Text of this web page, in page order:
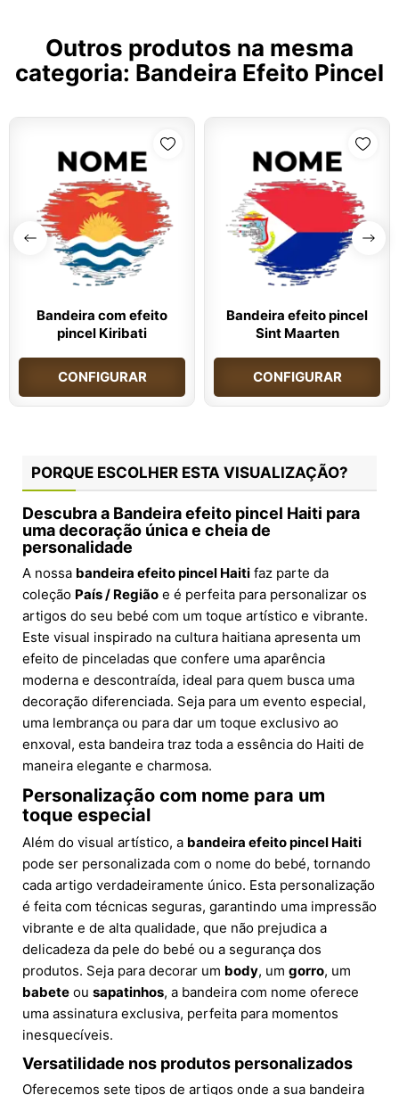
Outros produtos na mesma
categoria: Bandeira Efeito Pincel
Bandeira com efeito
pincel Kiribati
CONFIGURAR
Bandeira efeito pincel
Sint Maarten
CONFIGURAR
PORQUE ESCOLHER ESTA VISUALIZAÇÃO?
Descubra a Bandeira efeito pincel Haiti para
uma decoração única e cheia de
personalidade
A nossa bandeira efeito pincel Haiti faz parte da
coleção País / Região e é perfeita para personalizar os
artigos do seu bebé com um toque artístico e vibrante.
Este visual inspirado na cultura haitiana apresenta um
efeito de pinceladas que confere uma aparência
moderna e descontraída, ideal para quem busca uma
decoração diferenciada. Seja para um evento especial,
uma lembrança ou para dar um toque exclusivo ao
enxoval, esta bandeira traz toda a essência do Haiti de
maneira elegante e charmosa.
Personalização com nome para um
toque especial
Além do visual artístico, a bandeira efeito pincel Haiti
pode ser personalizada com o nome do bebé, tornando
cada artigo verdadeiramente único. Esta personalização
é feita com técnicas seguras, garantindo uma impressão
vibrante e de alta qualidade, que não prejudica a
delicadeza da pele do bebé ou a segurança dos
produtos. Seja para decorar um body, um gorro, um
babete ou sapatinhos, a bandeira com nome oferece
uma assinatura exclusiva, perfeita para momentos
inesquecíveis.
Versatilidade nos produtos personalizados
Oferecemos sete tipos de artigos onde a sua bandeira